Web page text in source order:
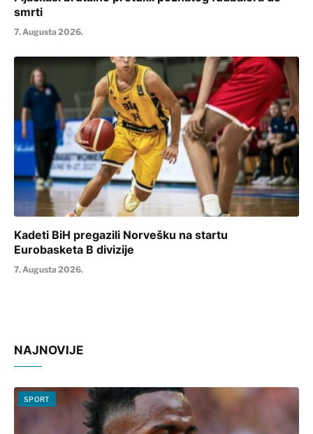
smrti
7. Augusta 2026.
Kadeti BiH pregazili Norvešku na startu
Eurobasketa B divizije
7. Augusta 2026.
NAJNOVIJE
SPORT